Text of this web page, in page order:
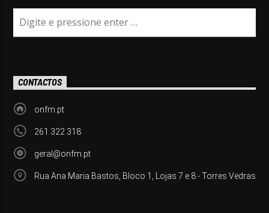
CONTACTOS
onfm.pt
261 322 318
geral@onfm.pt
Rua Ana Maria Bastos, Bloco 1, Lojas 7 e 8 - Torres Vedras